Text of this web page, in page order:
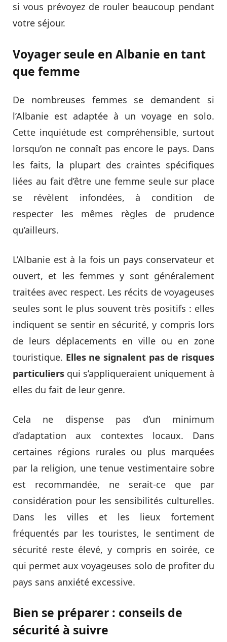
si vous prévoyez de rouler beaucoup pendant
votre séjour.
Voyager seule en Albanie en tant
que femme
De nombreuses femmes se demandent si
l’Albanie est adaptée à un voyage en solo.
Cette inquiétude est compréhensible, surtout
lorsqu’on ne connaît pas encore le pays. Dans
les faits, la plupart des craintes spécifiques
liées au fait d’être une femme seule sur place
se révèlent infondées, à condition de
respecter les mêmes règles de prudence
qu’ailleurs.
L’Albanie est à la fois un pays conservateur et
ouvert, et les femmes y sont généralement
traitées avec respect. Les récits de voyageuses
seules sont le plus souvent très positifs : elles
indiquent se sentir en sécurité, y compris lors
de leurs déplacements en ville ou en zone
touristique. Elles ne signalent pas de risques
particuliers qui s’appliqueraient uniquement à
elles du fait de leur genre.
Cela ne dispense pas d’un minimum
d’adaptation aux contextes locaux. Dans
certaines régions rurales ou plus marquées
par la religion, une tenue vestimentaire sobre
est recommandée, ne serait-ce que par
considération pour les sensibilités culturelles.
Dans les villes et les lieux fortement
fréquentés par les touristes, le sentiment de
sécurité reste élevé, y compris en soirée, ce
qui permet aux voyageuses solo de profiter du
pays sans anxiété excessive.
Bien se préparer : conseils de
sécurité à suivre